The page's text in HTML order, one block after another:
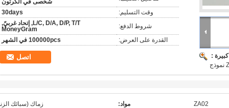
:
شخصى في الكرتون
وقت التسليم:
30days
شروط الدفع:
L/C, D/A, D/P, T/T, إتحاد غربيّ,
MoneyGram
القدرة على العرض:
100000pcs في الشهر
اتصل
ZA02 مواد: زماك (سبائك